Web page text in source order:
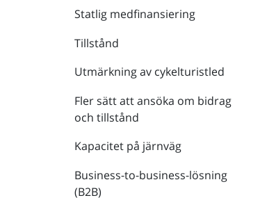
Statlig medfinansiering
Tillstånd
Utmärkning av cykelturistled
Fler sätt att ansöka om bidrag
och tillstånd
Kapacitet på järnväg
Business-to-business-lösning
(B2B)